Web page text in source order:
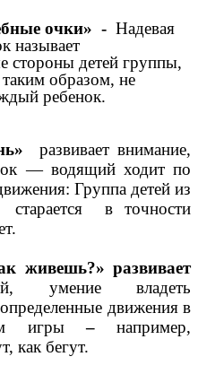
очки» - Надевая
называет
стороны детей группы,
образом, не
ребенок.
развивает внимание,
— водящий ходит по
Группа детей из
в точности
живешь?» развивает
умение владеть
движения в
игры–например,
как бегут.